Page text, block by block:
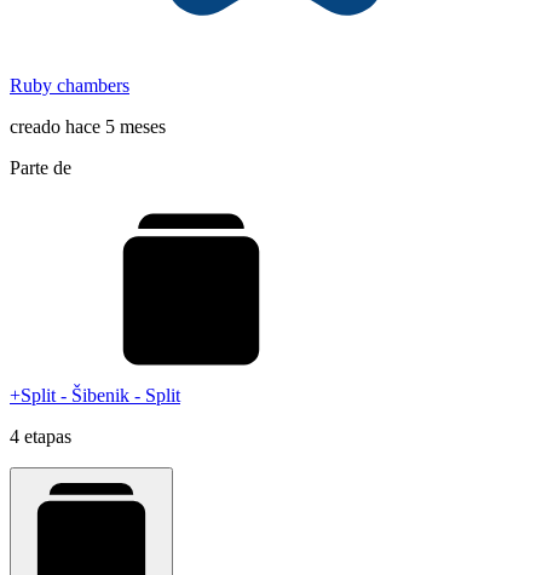
Ruby chambers
creado hace 5 meses
Parte de
+Split - Šibenik - Split
4 etapas